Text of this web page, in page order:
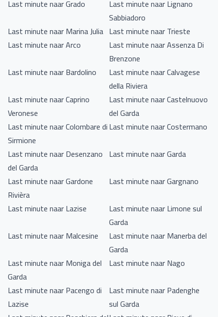
Last minute naar Grado
Last minute naar Lignano
Sabbiadoro
Last minute naar Marina Julia Last minute naar Trieste
Last minute naar Arco
Last minute naar Assenza Di
Brenzone
Last minute naar Bardolino
Last minute naar Calvagese
della Riviera
Last minute naar Caprino
Veronese
Last minute naar Castelnuovo
del Garda
Last minute naar Colombare di
Sirmione
Last minute naar Costermano
Last minute naar Desenzano
del Garda
Last minute naar Garda
Last minute naar Gardone
Rivièra
Last minute naar Gargnano
Last minute naar Lazise
Last minute naar Limone sul
Garda
Last minute naar Malcesine
Last minute naar Manerba del
Garda
Last minute naar Moniga del
Garda
Last minute naar Nago
Last minute naar Pacengo di
Lazise
Last minute naar Padenghe
sul Garda